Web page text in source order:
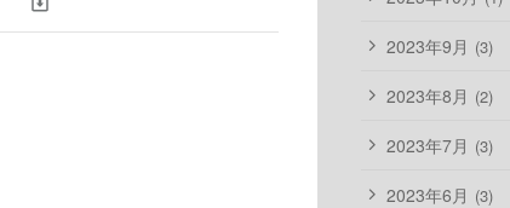
2023年9月 (3)
2023年8月 (2)
2023年7月 (3)
2023年6月 (3)